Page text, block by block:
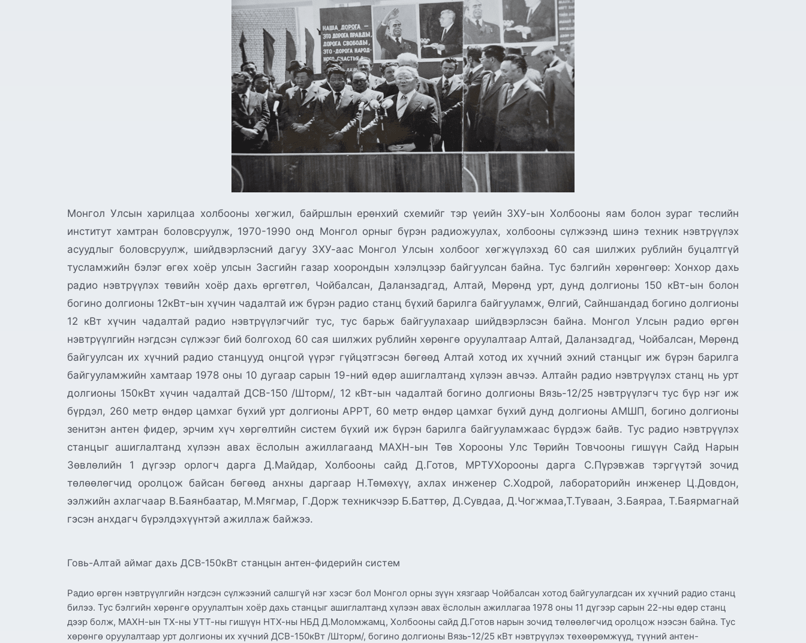
Монгол Улсын харилцаа холбооны хөгжил, байршлын ерөнхий схемийг тэр үеийн ЗХУ-ын Холбооны яам болон зураг төслийн
институт хамтран боловсруулж, 1970-1990 онд Монгол орныг бүрэн радиожуулах, холбооны сүлжээнд шинэ техник нэвтрүүлэх
асуудлыг боловсруулж, шийдвэрлэсний дагуу ЗХУ-аас Монгол Улсын холбоог хөгжүүлэхэд 60 сая шилжих рублийн буцалтгүй
тусламжийн бэлэг өгөх хоёр улсын Засгийн газар хоорондын хэлэлцээр байгуулсан байна. Тус бэлгийн хөрөнгөөр: Хонхор дахь
радио нэвтрүүлэх төвийн хоёр дахь өргөтгөл, Чойбалсан, Даланзадгад, Алтай, Мөрөнд урт, дунд долгионы 150 кВт-ын болон
богино долгионы 12кВт-ын хүчин чадалтай иж бүрэн радио станц бүхий барилга байгууламж, Өлгий, Сайншандад богино долгионы
12 кВт хүчин чадалтай радио нэвтрүүлэгчийг тус, тус барьж байгуулахаар шийдвэрлэсэн байна. Монгол Улсын радио өргөн
нэвтрүүлгийн нэгдсэн сүлжээг бий болгоход 60 сая шилжих рублийн хөрөнгө оруулалтаар Алтай, Даланзадгад, Чойбалсан, Мөрөнд
байгуулсан их хүчний радио станцууд онцгой үүрэг гүйцэтгэсэн бөгөөд Алтай хотод их хүчний эхний станцыг иж бүрэн барилга
байгууламжийн хамтаар 1978 оны 10 дугаар сарын 19-ний өдөр ашиглалтанд хүлээн авчээ. Алтайн радио нэвтрүүлэх станц нь урт
долгионы 150кВт хүчин чадалтай ДСВ-150 /Шторм/, 12 кВт-ын чадалтай богино долгионы Вязь-12/25 нэвтрүүлэгч тус бүр нэг иж
бүрдэл, 260 метр өндөр цамхаг бүхий урт долгионы АРРТ, 60 метр өндөр цамхаг бүхий дунд долгионы АМШП, богино долгионы
зенитэн антен фидер, эрчим хүч хөргөлтийн систем бүхий иж бүрэн барилга байгууламжаас бүрдэж байв. Тус радио нэвтрүүлэх
станцыг ашиглалтанд хүлээн авах ёслолын ажиллагаанд МАХН-ын Төв Хорооны Улс Төрийн Товчооны гишүүн Сайд Нарын
Зөвлөлийн 1 дүгээр орлогч дарга Д.Майдар, Холбооны сайд Д.Готов, МРТУХорооны дарга С.Пүрэвжав тэргүүтэй зочид
төлөөлөгчид оролцож байсан бөгөөд анхны даргаар Н.Төмөхүү, ахлах инженер С.Ходрой, лабораторийн инженер Ц.Довдон,
ээлжийн ахлагчаар В.Баянбаатар, М.Мягмар, Г.Дорж техникчээр Б.Баттөр, Д.Сувдаа, Д.Чогжмаа,Т.Туваан, З.Баяраа, Т.Баярмагнай
гэсэн анхдагч бүрэлдэхүүнтэй ажиллаж байжээ.
Говь-Алтай аймаг дахь ДСВ-150кВт станцын антен-фидерийн систем
Радио өргөн нэвтрүүлгийн нэгдсэн сүлжээний салшгүй нэг хэсэг бол Монгол орны зүүн хязгаар Чойбалсан хотод байгуулагдсан их хүчний радио станц
билээ. Тус бэлгийн хөрөнгө оруулалтын хоёр дахь станцыг ашиглалтанд хүлээн авах ёслолын ажиллагаа 1978 оны 11 дүгээр сарын 22-ны өдөр станц
дээр болж, МАХН-ын ТХ-ны УТТ-ны гишүүн НТХ-ны НБД Д.Моломжамц, Холбооны сайд Д.Готов нарын зочид төлөөлөгчид оролцож нээсэн байна. Тус
хөрөнгө оруулалтаар урт долгионы их хүчний ДСВ-150кВт /Шторм/, богино долгионы Вязь-12/25 кВт нэвтрүүлэх төхөөрөмжүүд, түүний антен-